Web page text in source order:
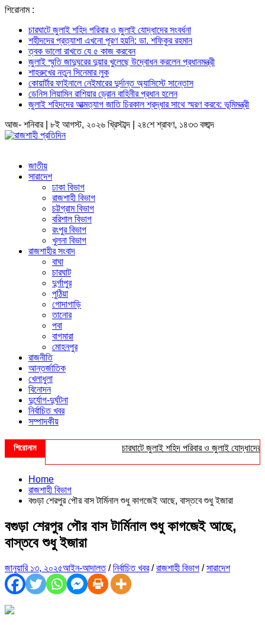
শিরোনাম :
চারঘাটে জুলাই শহিদ পরিবার ও জুলাই যোদ্ধাদের সংবর্ধনা
শহীদদের প্রত্যাশা এখনো পূরণ হয়নি: ডা. শফিকুর রহমান
ত্বক ভালো রাখতে যে ৫ কাজ করবেন
জুলাই স্মৃতি জাদুঘরের দুয়ার খুলেছে উদ্বোধন করলেন প্রধানমন্ত্রী
শাহরুখের নতুন সিনেমার লুক
কোয়ার্টার ফাইনালে নেইমারের দুর্দান্ত অ্যাসিস্টে সান্তোস
ডেনিস লিয়ামিন রাশিয়ার ড্রোন বাহিনীর প্রধান হলেন
জুলাই শহিদদের আত্মত্যাগ জাতি চিরকাল শ্রদ্ধার সাথে স্মরণ করবে: ভূমিমন্ত্রী
আজ- শনিবার | ৮ই আগস্ট, ২০২৬ খ্রিস্টাব্দ | ২৪শে শ্রাবণ, ১৪৩৩ বঙ্গাব্দ
জাতীয়
সারাদেশ
ঢাকা বিভাগ
রাজশাহী বিভাগ
চট্টগ্রাম বিভাগ
বরিশাল বিভাগ
রংপুর বিভাগ
খুলনা বিভাগ
রাজশাহীর সংবাদ
বাঘা
চারঘাট
দুর্গাপুর
পুঠিয়া
গোদাগাড়ি
তানোর
পবা
বাগমারা
মোহনপুর
রাজনীতি
আন্তর্জাতিক
খেলাধুলা
বিনোদন
দুর্যোগ-দুর্ঘটনা
নির্বাচিত খবর
সম্পাদকীয়
শিরোনাম চারঘাটে জুলাই শহিদ পরিবার ও জুলাই যোদ্ধাদের
Home
রাজশাহী বিভাগ
বগুড়া শেরপুর পৌর বাস টার্মিনাল শুধু কাগজেই আছে, বাস্তবে শুধু ইজারা
বগুড়া শেরপুর পৌর বাস টার্মিনাল শুধু কাগজেই আছে,
বাস্তবে শুধু ইজারা
জানুয়ারি ১৩, ২০২৫আইন-আদালত/নির্বাচিত খবর/রাজশাহী বিভাগ /সারাদেশ